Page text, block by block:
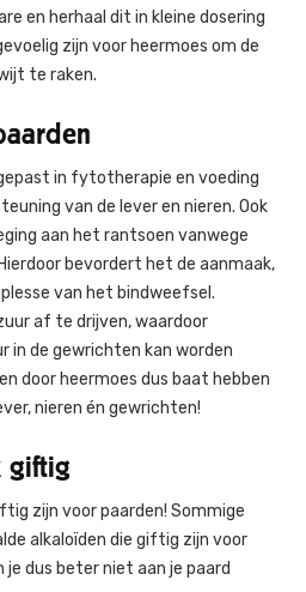
en herhaal dit in kleine dosering
zijn voor heermoes om de
te raken.
in fytotherapie en voeding
van de lever en nieren. Ook
aan het rantsoen vanwege
bevordert het de aanmaak,
van het bindweefsel.
af te drijven, waardoor
in de gewrichten kan worden
door heermoes dus baat hebben
nieren én gewrichten!
giftig
zijn voor paarden! Sommige
alkaloïden die giftig zijn voor
je dus beter niet aan je paard